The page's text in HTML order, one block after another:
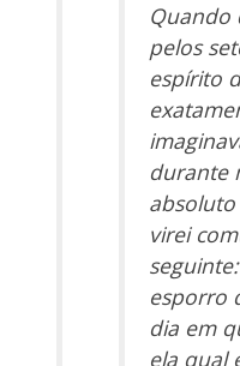
Quando
pelos
espírito
durante
virei
esporro
dia em
ela qual